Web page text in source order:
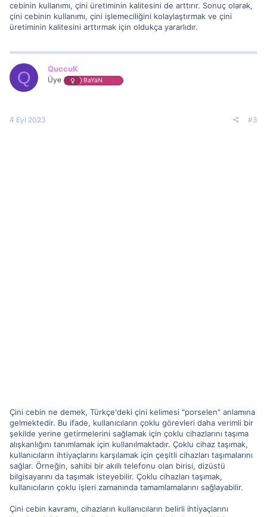
cebinin kullanımı, çini üretiminin kalitesini de arttırır. Sonuç olarak,
çini cebinin kullanımı, çini işlemeciliğini kolaylaştırmak ve çini
üretiminin kalitesini arttırmak için oldukça yararlıdır.
Q QuccuK
Üye BaYaN
4 Eyl 2023 #3
Çini cebin ne demek, Türkçe'deki çini kelimesi "porselen" anlamına
gelmektedir. Bu ifade, kullanıcıların çoklu görevleri daha verimli bir
şekilde yerine getirmelerini sağlamak için çoklu cihazlarını taşıma
alışkanlığını tanımlamak için kullanılmaktadır. Çoklu cihaz taşımak,
kullanıcıların ihtiyaçlarını karşılamak için çeşitli cihazları taşımalarını
sağlar. Örneğin, sahibi bir akıllı telefonu olan birisi, dizüstü
bilgisayarını da taşımak isteyebilir. Çoklu cihazları taşımak,
kullanıcıların çoklu işleri zamanında tamamlamalarını sağlayabilir.
Çini cebin kavramı, cihazların kullanıcıların belirli ihtiyaçlarını